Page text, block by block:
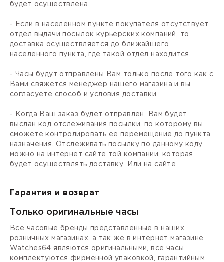
будет осуществлена.
- Если в населенном пункте покупателя отсутствует
отдел выдачи посылок курьерских компаний, то
доставка осуществляется до ближайшего
населенного пункта, где такой отдел находится.
- Часы будут отправлены Вам только после того как с
Вами свяжется менеджер нашего магазина и вы
согласуете способ и условия доставки.
- Когда Ваш заказ будет отправлен, Вам будет
выслан код отслеживания посылки, по которому вы
сможете контролировать ее перемещение до пункта
назначения. Отслеживать посылку по данному коду
можно на интернет сайте той компании, которая
будет осуществлять доставку. Или на сайте
Гарантия и возврат
Только оригинальные часы
Все часовые бренды представленные в наших
розничных магазинах, а так же в интернет магазине
Watches64 являются оригинальными, все часы
комплектуются фирменной упаковкой, гарантийным